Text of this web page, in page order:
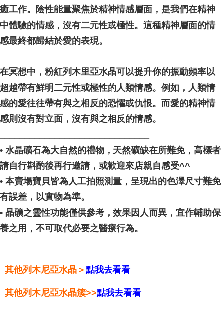
癒工作。陰性能量聚焦於精神情感層面，是我們在精神
中體驗的情感，沒有二元性或極性。這種精神層面的情
感最終都歸結於愛的表現。
在冥想中，粉紅列木里亞水晶可以提升你的振動頻率以
超越帶有鮮明二元性或極性的人類情感。例如，人類情
感的愛往往帶有與之相反的恐懼或仇恨。而愛的精神情
感則沒有對立面，沒有與之相反的情感。
• 水晶礦石為大自然的禮物，天然礦缺在所難免，高標者
請自行斟酌後再行邀請，或歡迎來店親自感受^^
• 本賣場寶貝皆為人工拍照測量，呈現出的色澤尺寸難免
有誤差，以實物為準。
• 晶礦之靈性功能僅供參考，效果因人而異，宜作輔助保
養之用，不可取代必要之醫療行為。
其他列木尼亞水晶＞點我去看看
其他列木尼亞水晶簇>>點我去看看